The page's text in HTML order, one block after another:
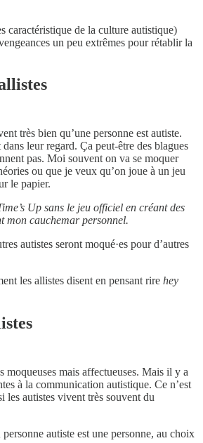
caractéristique de la culture autistique)
un peu extrêmes pour rétablir la
très bien qu’une personne est autiste.
leur regard. Ça peut-être des blagues
pas. Moi souvent on va se moquer
ou que je veux qu’on joue à un jeu
le papier.
Up sans le jeu officiel en créant des
mon cauchemar personnel.
autistes seront moqué·es pour d’autres
les allistes disent en pensant rire hey
moqueuses mais affectueuses. Mais il y a
à la communication autistique. Ce n’est
les autistes vivent très souvent du
autiste est une personne, au choix